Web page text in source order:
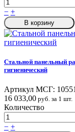
− +
В корзину
Стальной панельный
гигиенический
Артикул МСГ:
16 033,00 руб. за 1 шт.
Количество
− +